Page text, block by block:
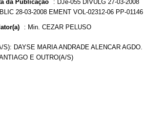
da Publicação : DJe-055 DIVULG 27-03-2008
28-03-2008 EMENT VOL-02312-06 PP-01146
: Min. CEZAR PELUSO
DAYSE MARIA ANDRADE ALENCAR AGDO.
E OUTRO(A/S)